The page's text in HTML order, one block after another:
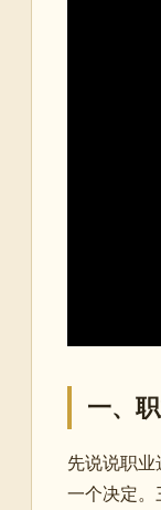
一、
先说说职
一个决定